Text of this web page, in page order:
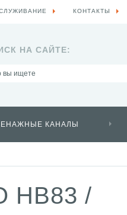
НА САЙТЕ:
КАНАЛЫ
HB83 /
КОНТАКТЫ